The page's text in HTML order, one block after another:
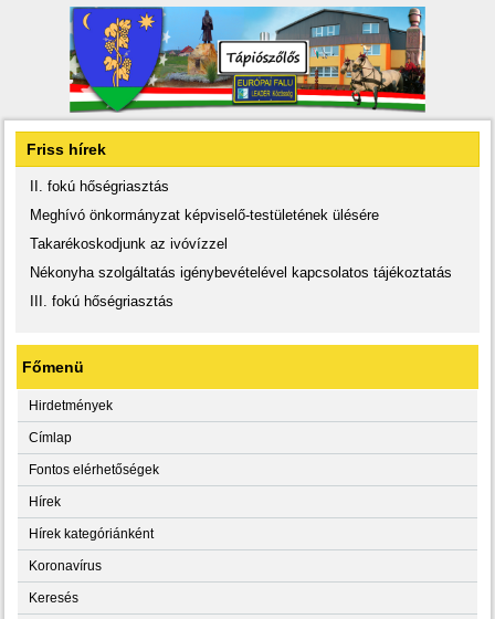
Friss hírek
II. fokú hőségriasztás
Meghívó önkormányzat képviselő-testületének ülésére
Takarékoskodjunk az ivóvízzel
Nékonyha szolgáltatás igénybevételével kapcsolatos tájékoztatás
III. fokú hőségriasztás
Főmenü
Hirdetmények
Címlap
Fontos elérhetőségek
Hírek
Hírek kategóriánként
Koronavírus
Keresés